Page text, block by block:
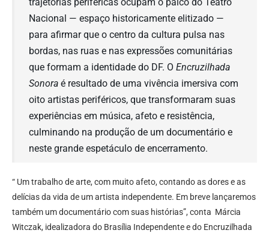
Nacional — espaço historicamente elitizado —
para afirmar que o centro da cultura pulsa nas
bordas, nas ruas e nas expressões comunitárias
que formam a identidade do DF. O Encruzilhada
Sonora é resultado de uma vivência imersiva com
oito artistas periféricos, que transformaram suas
experiências em música, afeto e resistência,
culminando na produção de um documentário e
neste grande espetáculo de encerramento.
“ Um trabalho de arte, com muito afeto, contando as dores e as
delícias da vida de um artista independente. Em breve lançaremos
também um documentário com suas histórias”, conta Márcia
Witczak, idealizadora do Brasília Independente e do Encruzilhada